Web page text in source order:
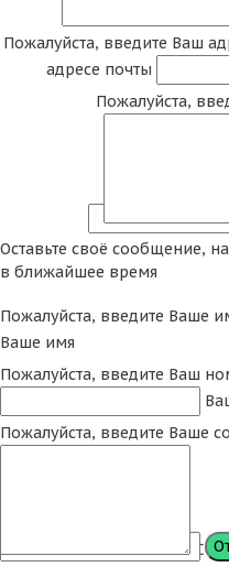
Пожалуйста, введите Ваш
адресе почты
Пожалуйста,
Оставьте своё сообщение,
в ближайшее время
Пожалуйста, введите Ваше
Ваше имя
Пожалуйста, введите Ваш
Пожалуйста, введите Ваше